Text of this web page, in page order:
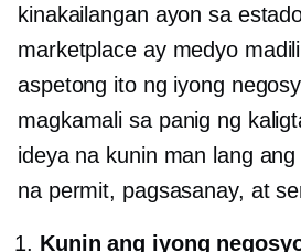
kinakailangan ayon sa
marketplace ay medyo
aspetong ito ng iyong
magkamali sa panig ng
ideya na kunin man lang
na permit, pagsasanay, at
Kunin ang iyong